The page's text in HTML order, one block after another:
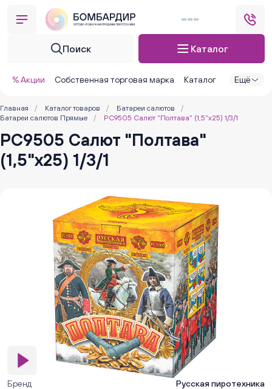
Поиск Каталог
% Акции Собственная торговая марка Каталог Ещё
Главная / Каталог товаров / Батареи салютов
/
Батареи салютов Прямые
/ РС9505 Салют "Полтава" (1,5"х25) 1/3/1
РС9505 Салют "Полтава"
(1,5"х25) 1/3/1
Бренд
Русская пиротехника